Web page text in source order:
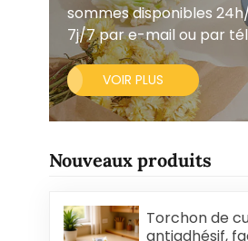
sommes disponibles
7j/7 par e-mail ou par
VOIR PLUS
Nouveaux produits
Torchon de
antiadhésif,